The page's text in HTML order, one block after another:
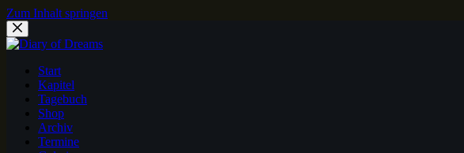
Zum Inhalt springen
Start
Kapitel
Tagebuch
Shop
Archiv
Termine